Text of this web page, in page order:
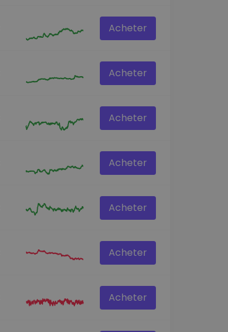
Acheter
Acheter
Acheter
Acheter
Acheter
Acheter
Acheter